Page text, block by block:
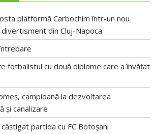
platformă Carbochim într-un nou
din Cluj-Napoca
fotbalistul cu două diplome care a învățat
campioană la dezvoltarea
și canalizare
partida cu FC Botoșani